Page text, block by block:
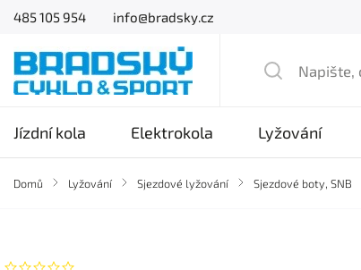
485 105 954 info@bradsky.cz
Jízdní kola Elektrokola Lyžování
Domů / Lyžování / Sjezdové lyžování / Sjezdové boty, SNB